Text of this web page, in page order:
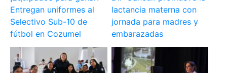
Entregan uniformes al
Selectivo Sub-10 de
fútbol en Cozumel
lactancia materna con
jornada para madres y
embarazadas